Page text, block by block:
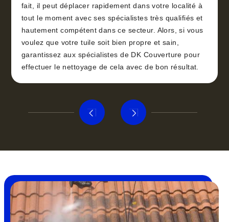
fait, il peut déplacer rapidement dans votre localité à
tout le moment avec ses spécialistes très qualifiés et
hautement compétent dans ce secteur. Alors, si vous
voulez que votre tuile soit bien propre et sain,
garantissez aux spécialistes de DK Couverture pour
effectuer le nettoyage de cela avec de bon résultat.